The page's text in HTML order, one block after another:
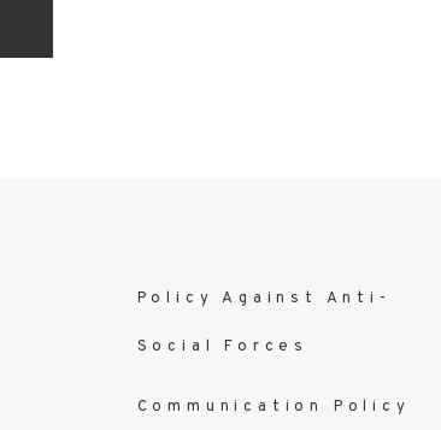
Policy Against Anti-
Social Forces
Communication Policy